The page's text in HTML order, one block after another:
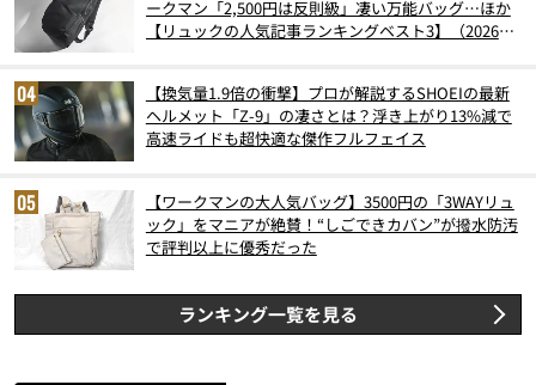
ークマン「2,500円は反則級」凄い万能バッグ…ほか
【リュックの人気記事ランキングベスト3】（2026年
【換気量1.9倍の衝撃】プロが解説するSHOEIの最新
ヘルメット「Z-9」の凄さとは？浮き上がり13%減で
高速ライドも超快適な傑作フルフェイス
【ワークマンの大人気バッグ】3500円の「3WAYリュ
ック」をマニアが絶賛！“しごできカバン”が撥水防汚
で評判以上に優秀だった
ランキング一覧を見る